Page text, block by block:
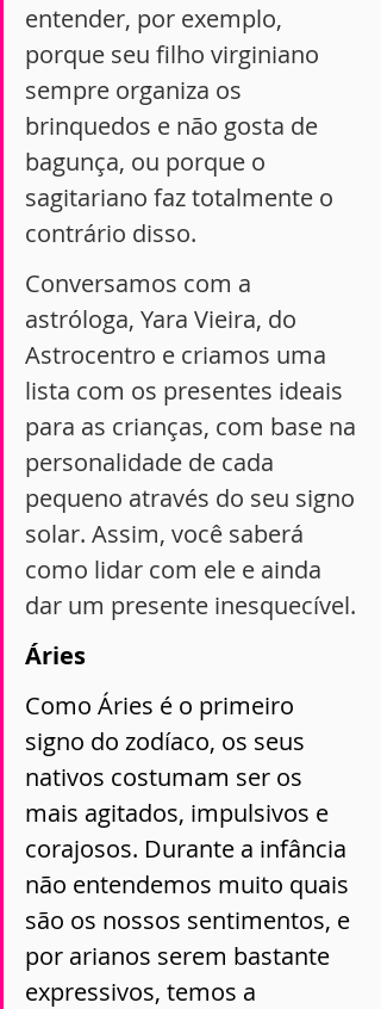
entender, por exemplo,
porque seu filho virginiano
sempre organiza os
brinquedos e não gosta de
bagunça, ou porque o
sagitariano faz totalmente o
contrário disso.
Conversamos com a
astróloga, Yara Vieira, do
Astrocentro e criamos uma
lista com os presentes ideais
para as crianças, com base na
personalidade de cada
pequeno através do seu signo
solar. Assim, você saberá
como lidar com ele e ainda
dar um presente inesquecível.
Áries
Como Áries é o primeiro
signo do zodíaco, os seus
nativos costumam ser os
mais agitados, impulsivos e
corajosos. Durante a infância
não entendemos muito quais
são os nossos sentimentos, e
por arianos serem bastante
expressivos, temos a